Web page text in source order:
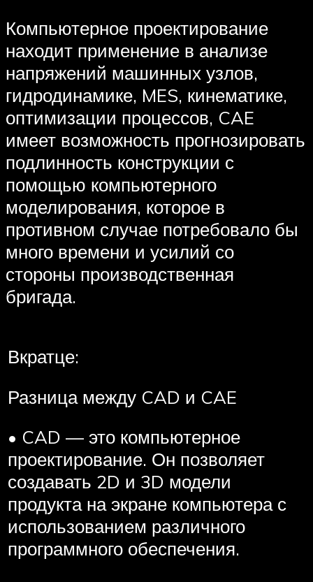
Компьютерное проектирование
находит применение в анализе
напряжений машинных узлов,
гидродинамике, MES, кинематике,
оптимизации процессов, CAE
имеет возможность прогнозировать
подлинность конструкции с
помощью компьютерного
моделирования, которое в
противном случае потребовало бы
много времени и усилий со
стороны производственная
бригада.
Вкратце:
Разница между CAD и CAE
• CAD — это компьютерное
проектирование. Он позволяет
создавать 2D и 3D модели
продукта на экране компьютера с
использованием различного
программного обеспечения.